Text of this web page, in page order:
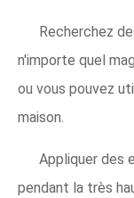
Recherchez
n'importe quel
ou vous pouvez
maison.
Appliquer des
pendant la très